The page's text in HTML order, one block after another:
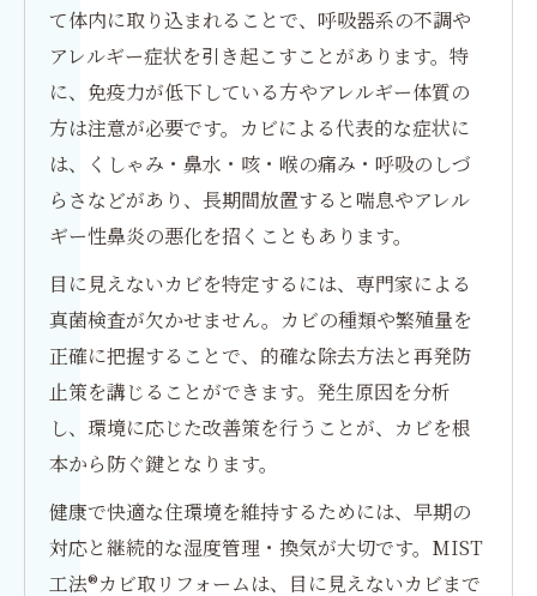
て体内に取り込まれることで、呼吸器系の不調や
アレルギー症状を引き起こすことがあります。特
に、免疫力が低下している方やアレルギー体質の
方は注意が必要です。カビによる代表的な症状に
は、くしゃみ・鼻水・咳・喉の痛み・呼吸のしづ
らさなどがあり、長期間放置すると喘息やアレル
ギー性鼻炎の悪化を招くこともあります。
目に見えないカビを特定するには、専門家による
真菌検査が欠かせません。カビの種類や繁殖量を
正確に把握することで、的確な除去方法と再発防
止策を講じることができます。発生原因を分析
し、環境に応じた改善策を行うことが、カビを根
本から防ぐ鍵となります。
健康で快適な住環境を維持するためには、早期の
対応と継続的な湿度管理・換気が大切です。MIST
工法®カビ取リフォームは、目に見えないカビまで